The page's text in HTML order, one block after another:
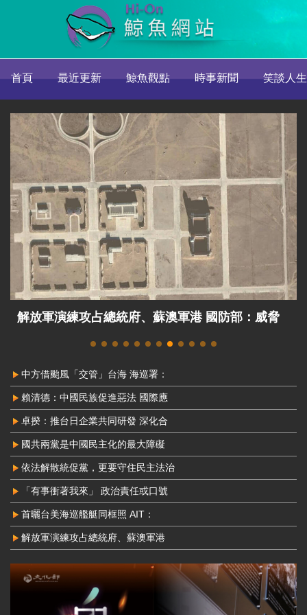
首頁 最近更新 鯨魚觀點 時事新聞 笑談人生
解放軍演練攻占總統府、蘇澳軍港 國防部：威脅
中方借颱風「交管」台海 海巡署：
賴清德：中國民族促進惡法 國際應
卓揆：推台日企業共同研發 深化合
國共兩黨是中國民主化的最大障礙
依法解散統促黨，更要守住民主法治
「有事衝著我來」 政治責任或口號
首曬台美海巡艦艇同框照 AIT：
解放軍演練攻占總統府、蘇澳軍港